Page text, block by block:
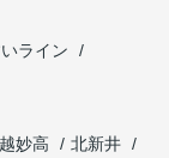
ライン
越妙高
北新井